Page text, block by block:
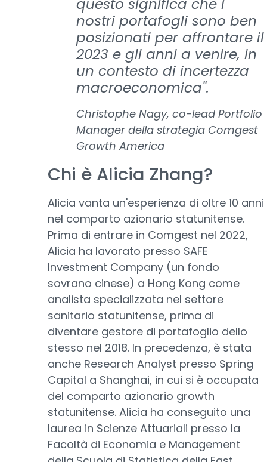
questo significa che i
nostri portafogli sono ben
posizionati per affrontare il
2023 e gli anni a venire, in
un contesto di incertezza
macroeconomica".
Christophe Nagy, co-lead Portfolio
Manager della strategia Comgest
Growth America
Chi è Alicia Zhang?
Alicia vanta un'esperienza di oltre 10 anni
nel comparto azionario statunitense.
Prima di entrare in Comgest nel 2022,
Alicia ha lavorato presso SAFE
Investment Company (un fondo
sovrano cinese) a Hong Kong come
analista specializzata nel settore
sanitario statunitense, prima di
diventare gestore di portafoglio dello
stesso nel 2018. In precedenza, è stata
anche Research Analyst presso Spring
Capital a Shanghai, in cui si è occupata
del comparto azionario growth
statunitense. Alicia ha conseguito una
laurea in Scienze Attuariali presso la
Facoltà di Economia e Management